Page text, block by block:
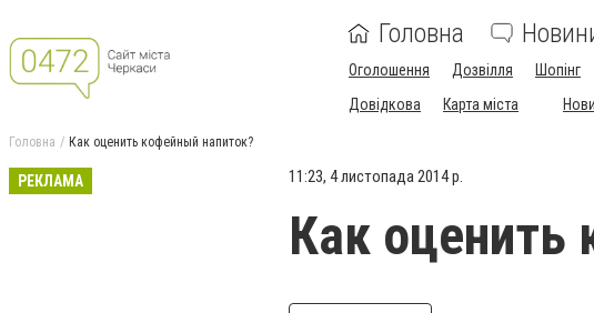
Головна
Оголошення Дозвілля Шопінг
Довідкова
Карта міста
Головна Как оценить кофейный напиток?
РЕКЛАМА 11:23, 4 листопада 2014 р.
Как оценить